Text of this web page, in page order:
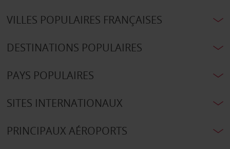
VILLES POPULAIRES FRANÇAISES
DESTINATIONS POPULAIRES
PAYS POPULAIRES
SITES INTERNATIONAUX
PRINCIPAUX AÉROPORTS